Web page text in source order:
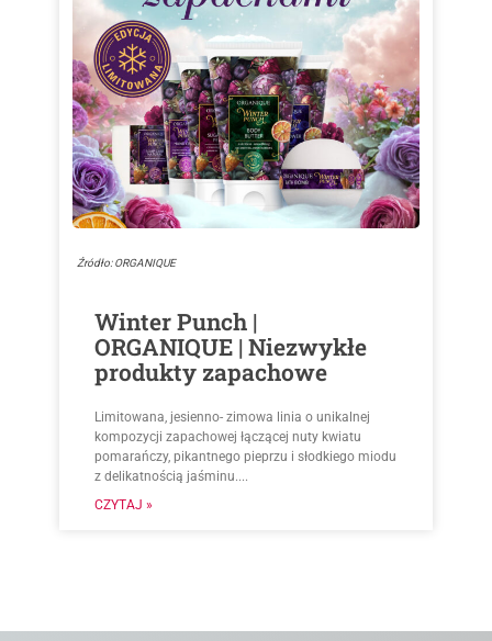
Źródło: ORGANIQUE
Winter Punch |
ORGANIQUE | Niezwykłe
produkty zapachowe
Limitowana, jesienno- zimowa linia o unikalnej
kompozycji zapachowej łączącej nuty kwiatu
pomarańczy, pikantnego pieprzu i słodkiego miodu
z delikatnością jaśminu....
CZYTAJ »